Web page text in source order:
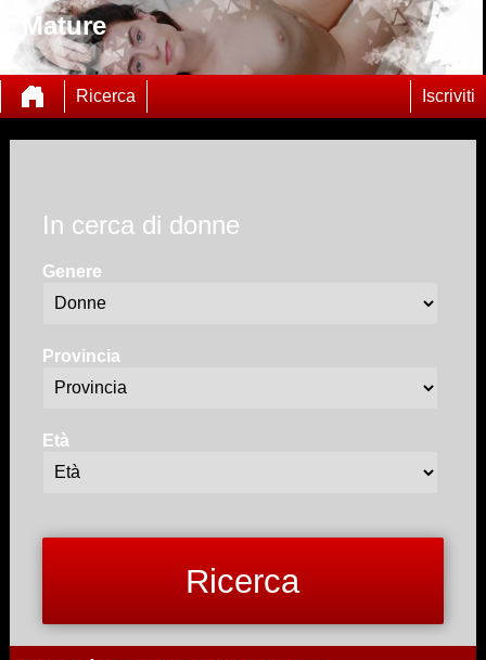
Mature
Ricerca Iscriviti
In cerca di donne
Genere
Provincia
Età